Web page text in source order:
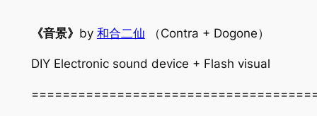
《音景》 by 和合二仙 （Contra + Dogone）
DIY Electronic sound device + Flash visual